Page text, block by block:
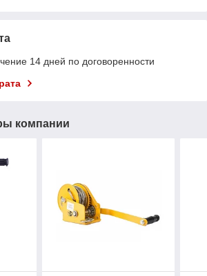
14 дней по договоренности
компании